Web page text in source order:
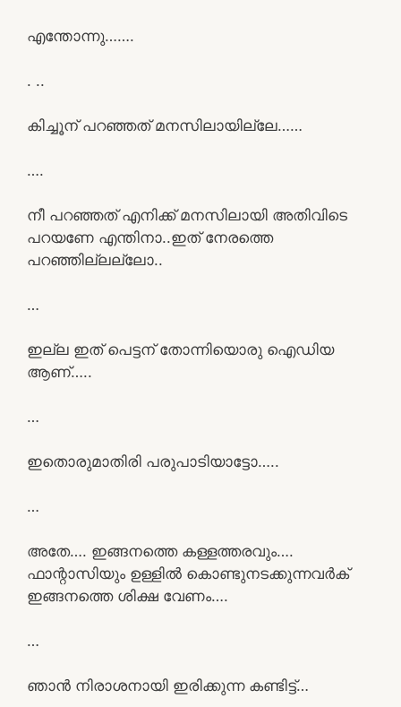
എന്തോന്നു…….
. ..
കിച്ചൂന് പറഞ്ഞത് മനസിലായില്ലേ……
….
നീ പറഞ്ഞത് എനിക്ക് മനസിലായി അതിവിടെ
പറയണേ എന്തിനാ..ഇത് നേരത്തെ
പറഞ്ഞില്ലല്ലോ..
…
ഇല്ല ഇത് പെട്ടന് തോന്നിയൊരു ഐഡിയ
ആണ്…..
…
ഇതൊരുമാതിരി പരുപാടിയാട്ടോ…..
…
അതേ…. ഇങ്ങനത്തെ കള്ളത്തരവും….
ഫാന്റാസിയും ഉള്ളിൽ കൊണ്ടുനടക്കുന്നവർക്
ഇങ്ങനത്തെ ശിക്ഷ വേണം….
…
ഞാൻ നിരാശനായി ഇരിക്കുന്ന കണ്ടിട്ട്…